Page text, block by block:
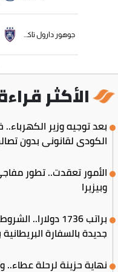
الأكثر
بعد توجيه وزير
الكودي لقانوني بدون
الأمور تعقدت.. تطور
وبيزيرا
براتب 1736
جديدة بالسفارة
نهاية حزينة لرحلة عطاء..